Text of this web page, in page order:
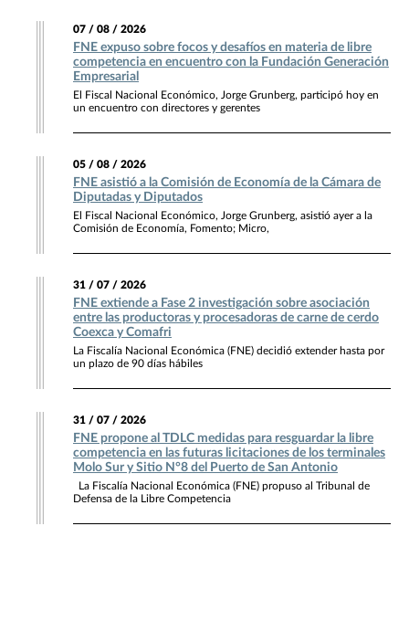
07 / 08 / 2026
FNE expuso sobre focos y desafíos en materia de libre
competencia en encuentro con la Fundación Generación
Empresarial
El Fiscal Nacional Económico, Jorge Grunberg, participó hoy en
un encuentro con directores y gerentes
05 / 08 / 2026
FNE asistió a la Comisión de Economía de la Cámara de
Diputadas y Diputados
El Fiscal Nacional Económico, Jorge Grunberg, asistió ayer a la
Comisión de Economía, Fomento; Micro,
31 / 07 / 2026
FNE extiende a Fase 2 investigación sobre asociación
entre las productoras y procesadoras de carne de cerdo
Coexca y Comafri
La Fiscalía Nacional Económica (FNE) decidió extender hasta por
un plazo de 90 días hábiles
31 / 07 / 2026
FNE propone al TDLC medidas para resguardar la libre
competencia en las futuras licitaciones de los terminales
Molo Sur y Sitio N°8 del Puerto de San Antonio
La Fiscalía Nacional Económica (FNE) propuso al Tribunal de
Defensa de la Libre Competencia